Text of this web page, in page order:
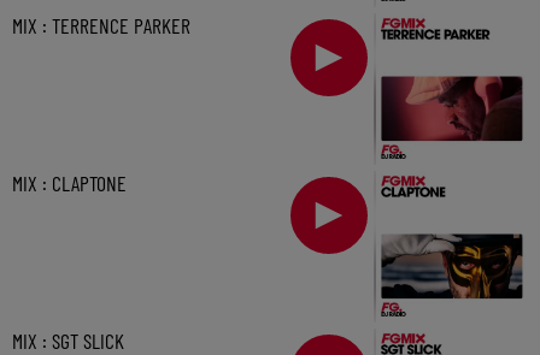
MIX : TERRENCE PARKER
MIX : CLAPTONE
MIX : SGT SLICK